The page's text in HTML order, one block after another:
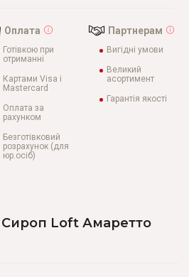
Оплата
Готівкою при
отриманні
Картами Visa і
Mastercard
Оплата за
рахунком
Безготівковий
розрахунок (для
юр.осіб)
Партнерам
Вигідні умови
Великий
асортимент
Гарантія якості
Loft Амаретто